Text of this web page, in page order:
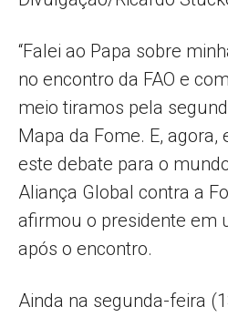
“Falei ao Papa sobre
no encontro da FAO e
meio tiramos pela
Mapa da Fome. E, agora,
este debate para o
Aliança Global contra a
afirmou o presidente em
após o encontro.
Ainda na segunda-feira